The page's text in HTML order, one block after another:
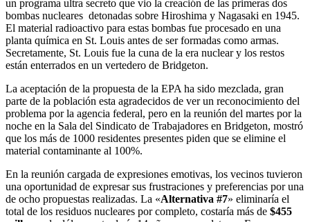
un programa ultra secreto que vio la creación de las primeras dos
bombas nucleares detonadas sobre Hiroshima y Nagasaki en 1945.
El material radioactivo para estas bombas fue procesado en una
planta química en St. Louis antes de ser formadas como armas.
Secretamente, St. Louis fue la cuna de la era nuclear y los restos
están enterrados en un vertedero de Bridgeton.
La aceptación de la propuesta de la EPA ha sido mezclada, gran
parte de la población esta agradecidos de ver un reconocimiento del
problema por la agencia federal, pero en la reunión del martes por la
noche en la Sala del Sindicato de Trabajadores en Bridgeton, mostró
que los más de 1000 residentes presentes piden que se elimine el
material contaminante al 100%.
En la reunión cargada de expresiones emotivas, los vecinos tuvieron
una oportunidad de expresar sus frustraciones y preferencias por una
de ocho propuestas realizadas. La «Alternativa #7» eliminaría el
total de los residuos nucleares por completo, costaría más de $455